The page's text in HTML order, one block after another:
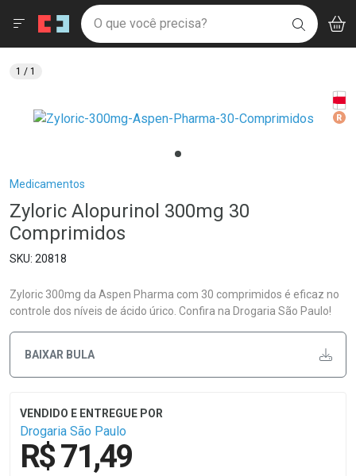
Drogaria São Paulo
Ir direto para a home
pela página
Ir direto para o conteúdo
Ir direto para a busca
Ir direto para a conta
Ir direto para a notificações
Ir direto para o carrinho
Faça a sua busca
O que você precisa? BUSCAR
Menu
Breadcrumb
Medicamentos
Zyloric Alopurinol 300mg 30
Comprimidos
20818
Zyloric 300mg da Aspen Pharma com 30 comprimidos é eficaz no
controle dos níveis de ácido úrico. Confira na Drogaria São Paulo!
BAIXAR BULA
Drogaria São Paulo
R$ 71,49
1 / 1